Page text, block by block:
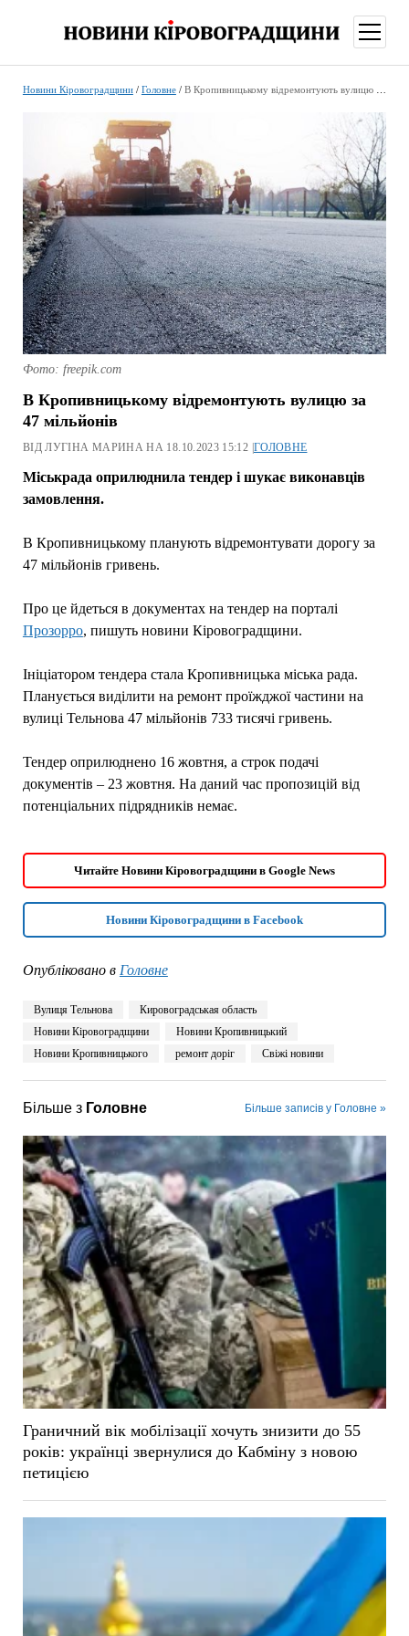
меню
Новини Кіровоградщини/ Головне/ В Кропивницькому відремонтують вулицю за 47 мільйонів
Фото: freepik.com
В Кропивницькому відремонтують вулицю за
47 мільйонів
ВІД ЛУГІНА МАРИНА НА 18.10.2023 15:12 | ГОЛОВНЕ
Міськрада оприлюднила тендер і шукає виконавців
замовлення.
В Кропивницькому планують відремонтувати дорогу за
47 мільйонів гривень.
Про це йдеться в документах на тендер на порталі
Прозорро, пишуть новини Кіровоградщини.
Ініціатором тендера стала Кропивницька міська рада.
Планується виділити на ремонт проїжджої частини на
вулиці Тельнова 47 мільйонів 733 тисячі гривень.
Тендер оприлюднено 16 жовтня, а строк подачі
документів – 23 жовтня. На даний час пропозицій від
потенціальних підрядників немає.
Читайте Новини Кіровоградщини в Google News
Новини Кіровоградщини в Facebook
Опубліковано в Головне
Вулиця Тельнова
Кировоградськая область
Новини Кіровоградщини
Новини Кропивницький
Новини Кропивницького
ремонт доріг Свіжі новини
Більше з Головне Більше записів у Головне »
Граничний вік мобілізації хочуть знизити до 55
років: українці звернулися до Кабміну з новою
петицією